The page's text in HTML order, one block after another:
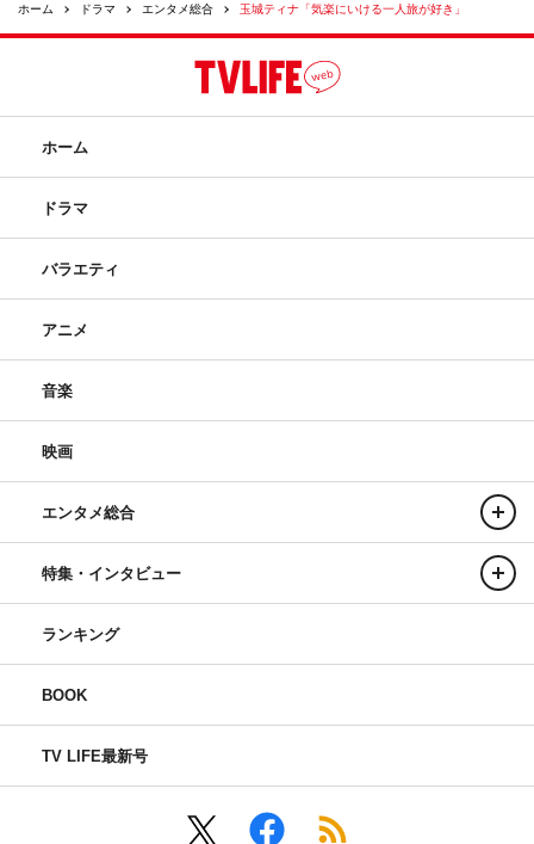
ホーム ドラマ エンタメ総合 玉城ティナ「気楽にいける一人旅が好き」
ホーム
ドラマ
バラエティ
アニメ
音楽
映画
エンタメ総合
特集・インタビュー
ランキング
BOOK
TV LIFE最新号